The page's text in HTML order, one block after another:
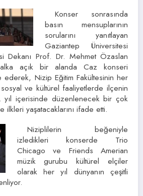
Konser sonrasında
basın mensuplarının
sorularını yanıtlayan
Gaziantep Üniversitesi
Dekanı Prof. Dr. Mehmet Özaslan
açık bir alanda Caz konseri
Nizip Eğitim Fakültesinin her
ve kültürel faaliyetlerde ilçenin
yıl içerisinde düzenlenecek bir çok
ilkleri yaşatacaklarını ifade etti.
Niziplilerin beğeniyle
izledikleri konserde Trio
Chicago ve Friends Amerian
müzik gurubu kültürel elçiler
olarak her yıl dünyanın çeşitli